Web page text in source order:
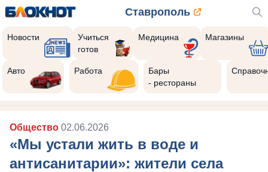
Ставрополь
Новости
Учиться
готов
Медицина Магазины
Авто Работа
Бары
- рестораны
Общество 02.06.2026
«Мы устали жить в воде и
антисанитарии»: жители села